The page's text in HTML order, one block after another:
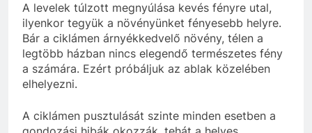
A levelek túlzott megnyúlása kevés fényre utal,
ilyenkor tegyük a növényünket fényesebb helyre.
Bár a ciklámen árnyékkedvelő növény, télen a
legtöbb házban nincs elegendő természetes fény
a számára. Ezért próbáljuk az ablak közelében
elhelyezni.
A ciklámen pusztulását szinte minden esetben a